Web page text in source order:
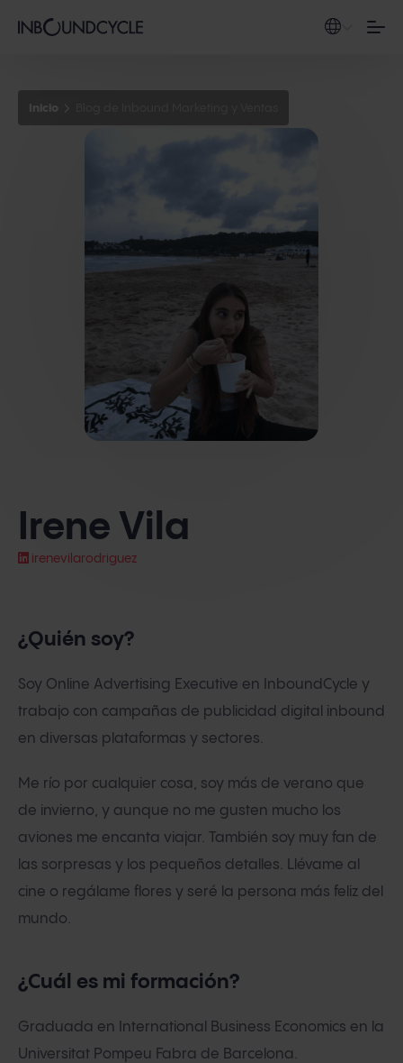
Inicio
Irene Vila
irenevilarodriguez
¿Quién soy?
Soy Online Advertising Executive en InboundCycle y
trabajo con campañas de publicidad digital inbound
en diversas plataformas y sectores.
Me río por cualquier cosa, soy más de verano que
de invierno, y aunque no me gusten mucho los
aviones me encanta viajar. También soy muy fan de
las sorpresas y los pequeños detalles. Llévame al
cine o regálame flores y seré la persona más feliz del
mundo.
¿Cuál es mi formación?
Graduada en International Business Economics en la
Universitat Pompeu Fabra de Barcelona.